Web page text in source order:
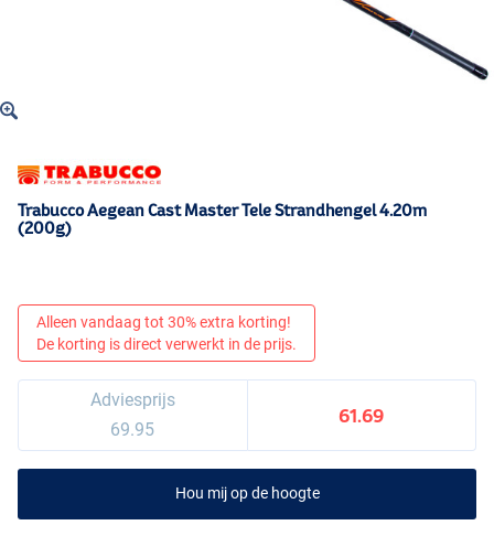
Trabucco Aegean Cast Master Tele Strandhengel 4.20m
(200g)
Alleen vandaag tot 30% extra korting!
De korting is direct verwerkt in de prijs.
Adviesprijs
69.95
61.69
Hou mij op de hoogte